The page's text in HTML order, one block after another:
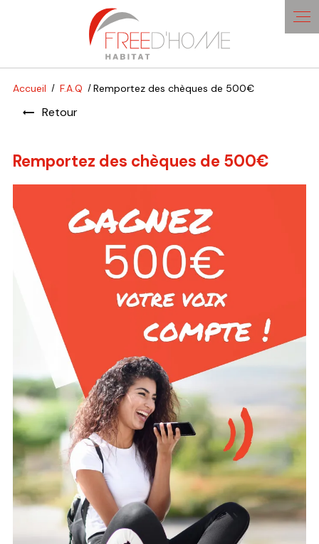
Accueil F.A.Q Remportez des chèques de 500€
Retour
Remportez des chèques de 500€
Panneau de gestion des cookies